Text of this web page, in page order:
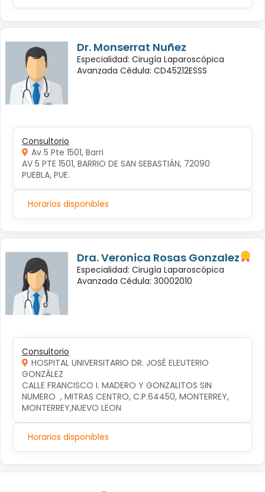
Dr. Monserrat Nuñez
Especialidad: Cirugía Laparoscópica
Avanzada Cédula: CD45212ESSS
Consultorio
Av 5 Pte 1501, Barri
AV 5 PTE 1501, BARRIO DE SAN SEBASTIÁN, 72090
PUEBLA, PUE.
Horarios disponibles
Dra. Veronica Rosas Gonzalez
Especialidad: Cirugía Laparoscópica
Avanzada Cédula: 30002010
Consultorio
HOSPITAL UNIVERSITARIO DR. JOSÉ ELEUTERIO
GONZÁLEZ
CALLE FRANCISCO I. MADERO Y GONZALITOS SIN
NUMERO  , MITRAS CENTRO, C.P.64450, MONTERREY,
MONTERREY,NUEVO LEON
Horarios disponibles